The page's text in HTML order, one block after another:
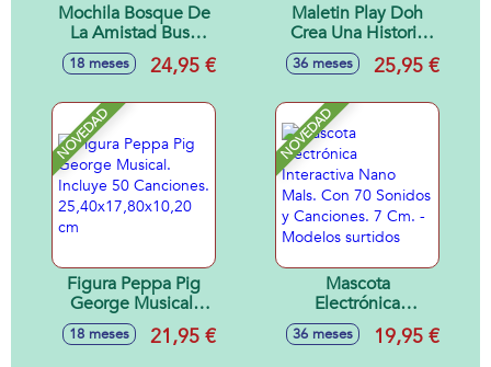
Mochila Bosque De
La Amistad Busy
Bea Fisher-Price
28x8x29 cm
18 meses 24,95 €
Maletin Play Doh
Crea Una Historia
Disney Junior. Con
Accesorios y 4
36 meses 25,95 €
NOVEDAD
Figura Peppa Pig
George Musical.
Incluye 50
Canciones.
18 meses 21,95 €
NOVEDAD
Mascota
Electrónica
Interactiva Nano
Mals. Con 70
36 meses 19,95 €